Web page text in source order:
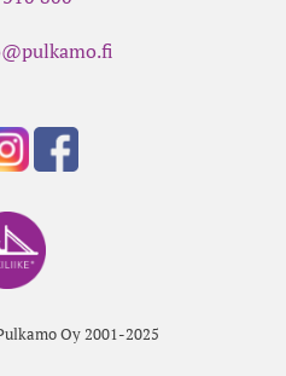
Oy 2001-2025